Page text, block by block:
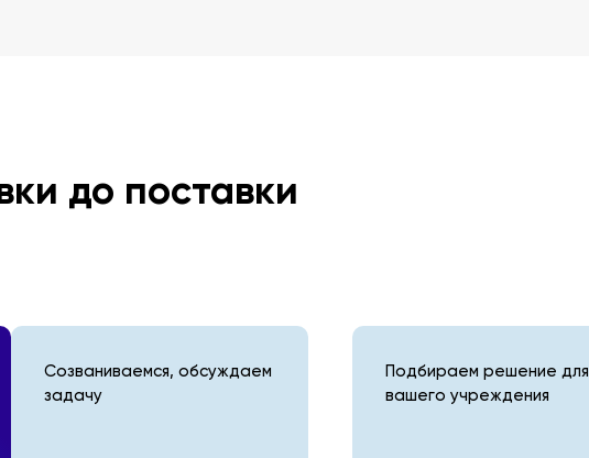
до поставки
Созваниваемся, обсуждаем
задачу
Подбираем решение для
вашего учреждения